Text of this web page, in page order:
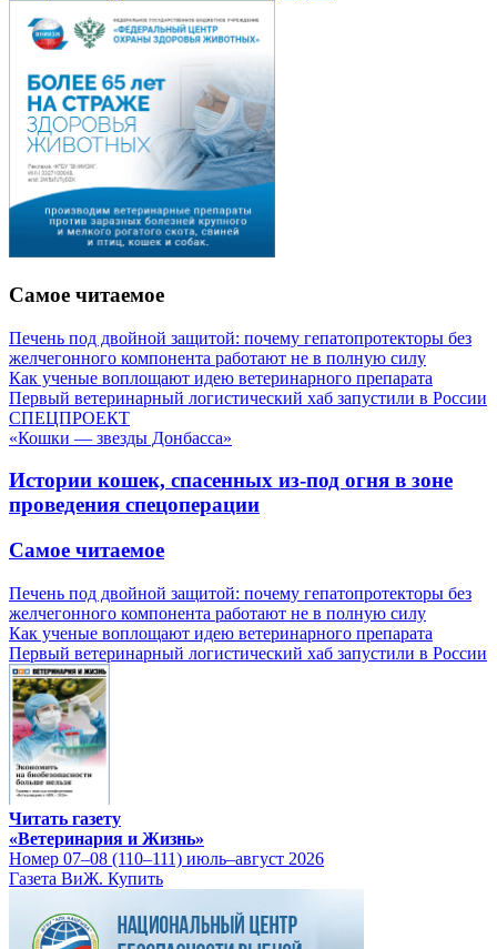
Самое читаемое
Печень под двойной защитой: почему гепатопротекторы без
желчегонного компонента работают не в полную силу
Как ученые воплощают идею ветеринарного препарата
Первый ветеринарный логистический хаб запустили в России
СПЕЦПРОЕКТ
«Кошки — звезды Донбасса»
Истории кошек, спасенных из-под огня в зоне
проведения спецоперации
Самое читаемое
Печень под двойной защитой: почему гепатопротекторы без
желчегонного компонента работают не в полную силу
Как ученые воплощают идею ветеринарного препарата
Первый ветеринарный логистический хаб запустили в России
Читать газету
«Ветеринария и Жизнь»
Номер 07–08 (110–111) июль–август 2026
Газета ВиЖ. Купить